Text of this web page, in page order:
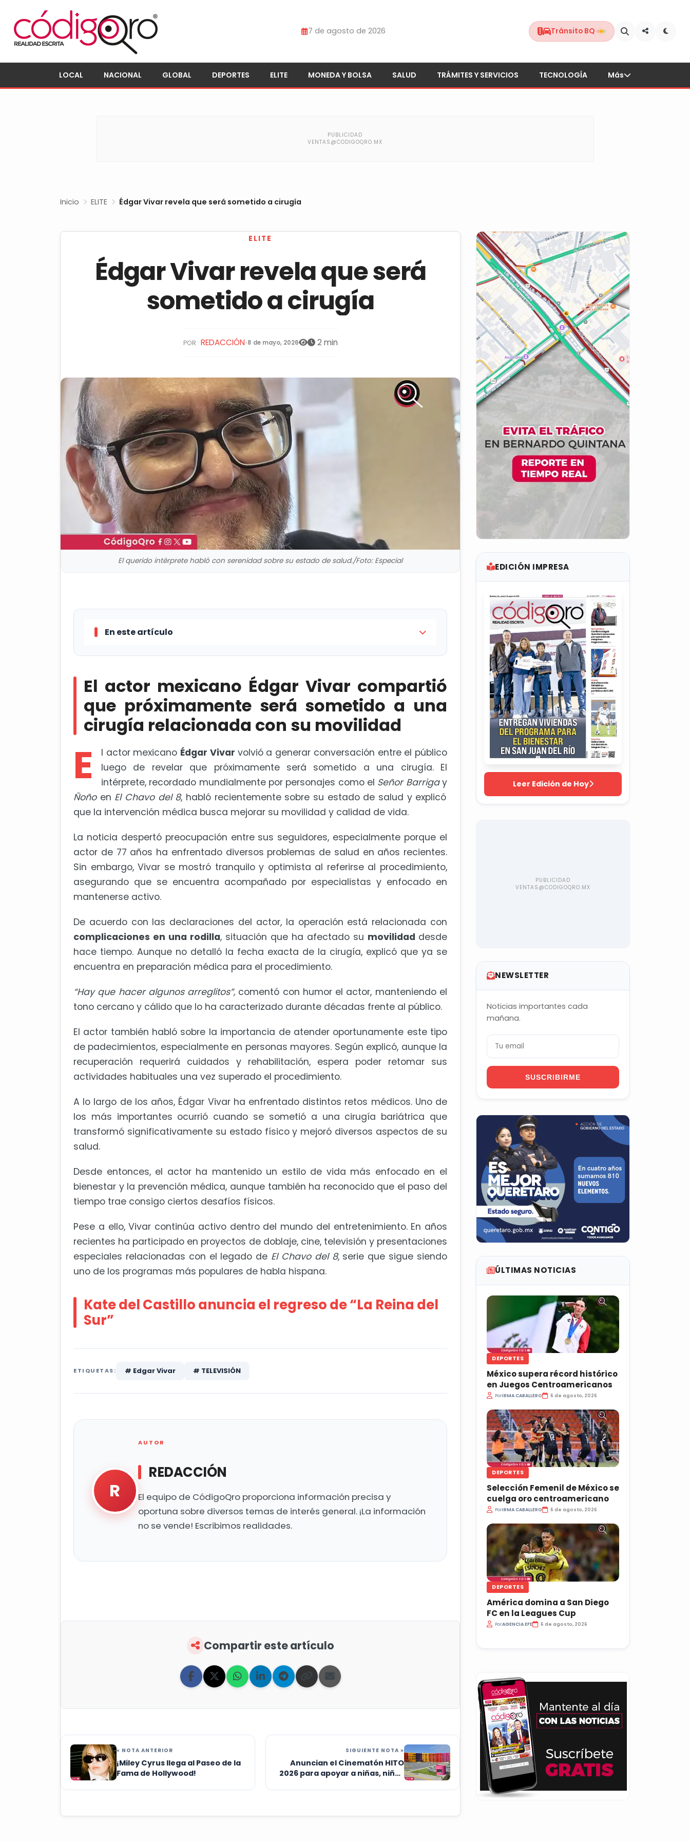
7 de agosto de 2026 Tránsito BQ
LOCAL NACIONAL GLOBAL DEPORTES ELITE MONEDA Y BOLSA SALUD TRÁMITES Y SERVICIOS TECNOLOGÍA Más
Inicio ELITE Édgar Vivar revela que será sometido a cirugía
ELITE
Édgar Vivar revela que será
sometido a cirugía
POR REDACCIÓN•8 de mayo, 2026 2 min
El querido intérprete habló con serenidad sobre su estado de salud./Foto: Especial
En este artículo
Kate del Castillo anuncia el regreso de “La Reina del Sur”
El actor mexicano Édgar Vivar compartió
que próximamente será sometido a una
cirugía relacionada con su movilidad
E l actor mexicano Édgar Vivar volvió a generar conversación entre el público
luego de revelar que próximamente será sometido a una cirugía. El
intérprete, recordado mundialmente por personajes como el Señor Barrigay
Ñoñoen El Chavo del 8, habló recientemente sobre su estado de salud y explicó
que la intervención médica busca mejorar su movilidad y calidad de vida.
La noticia despertó preocupación entre sus seguidores, especialmente porque el
actor de 77 años ha enfrentado diversos problemas de salud en años recientes.
Sin embargo, Vivar se mostró tranquilo y optimista al referirse al procedimiento,
asegurando que se encuentra acompañado por especialistas y enfocado en
mantenerse activo.
De acuerdo con las declaraciones del actor, la operación está relacionada con
complicaciones en una rodilla, situación que ha afectado su movilidad desde
hace tiempo. Aunque no detalló la fecha exacta de la cirugía, explicó que ya se
encuentra en preparación médica para el procedimiento.
“Hay que hacer algunos arreglitos”, comentó con humor el actor, manteniendo el
tono cercano y cálido que lo ha caracterizado durante décadas frente al público.
El actor también habló sobre la importancia de atender oportunamente este tipo
de padecimientos, especialmente en personas mayores. Según explicó, aunque la
recuperación requerirá cuidados y rehabilitación, espera poder retomar sus
actividades habituales una vez superado el procedimiento.
A lo largo de los años, Édgar Vivar ha enfrentado distintos retos médicos. Uno de
los más importantes ocurrió cuando se sometió a una cirugía bariátrica que
transformó significativamente su estado físico y mejoró diversos aspectos de su
salud.
Desde entonces, el actor ha mantenido un estilo de vida más enfocado en el
bienestar y la prevención médica, aunque también ha reconocido que el paso del
tiempo trae consigo ciertos desafíos físicos.
Pese a ello, Vivar continúa activo dentro del mundo del entretenimiento. En años
recientes ha participado en proyectos de doblaje, cine, televisión y presentaciones
especiales relacionadas con el legado de El Chavo del 8, serie que sigue siendo
uno de los programas más populares de habla hispana.
Kate del Castillo anuncia el regreso de “La Reina del
Sur”
ETIQUETAS: # Edgar Vivar # TELEVISIÓN
R
AUTOR
REDACCIÓN
El equipo de CódigoQro proporciona información precisa y
oportuna sobre diversos temas de interés general. ¡La información
no se vende! Escribimos realidades.
Compartir este artículo
« NOTA ANTERIOR
¡Miley Cyrus llega al Paseo de la
Fama de Hollywood!
SIGUIENTE NOTA »
Anuncian el Cinematón HITO
2026 para apoyar a niñas, niños
EDICIÓN IMPRESA
Leer Edición de Hoy
NEWSLETTER
Noticias importantes cada
mañana.
SUSCRIBIRME
ÚLTIMAS NOTICIAS
DEPORTES
México supera récord histórico
en Juegos Centroamericanos
PorIRMA CABALLERO 6 de agosto, 2026
DEPORTES
Selección Femenil de México se
cuelga oro centroamericano
PorIRMA CABALLERO 6 de agosto, 2026
DEPORTES
América domina a San Diego
FC en la Leagues Cup
PorAGENCIA EFE 6 de agosto, 2026